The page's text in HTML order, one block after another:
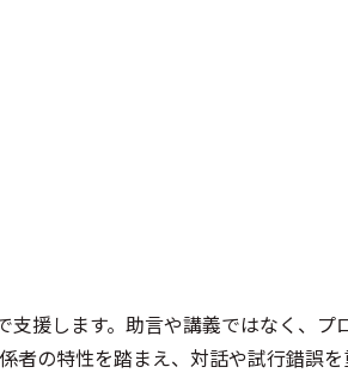
援します。助言や講義ではなく、プ
の特性を踏まえ、対話や試行錯誤